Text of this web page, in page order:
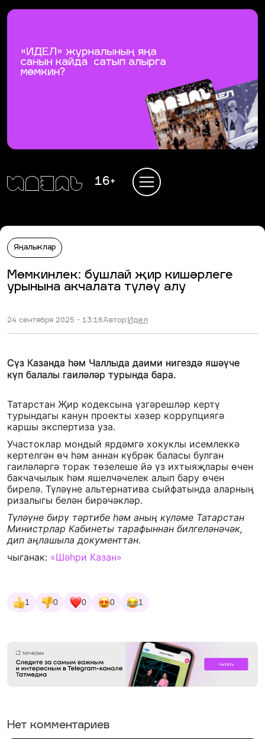
16+
Яңалыклар
Мөмкинлек: бушлай җир кишәрлеге
урынына акчалата түләү алу
24 сентября 2025 - 13:16Автор:Идел
Сүз Казанда һәм Чаллыда даими нигездә яшәүче
күп балалы гаиләләр турында бара.
Татарстан Җир кодексына үзгәрешләр кертү
турындагы канун проекты хәзер коррупциягә
каршы экспертиза уза.
Участоклар мондый ярдәмгә хокуклы исемлеккә
кертелгән өч һәм аннан күбрәк баласы булган
гаиләләргә торак төзелеше йә үз ихтыяҗлары өчен
бакчачылык һәм яшелчәчелек алып бару өчен
бирелә. Түләүне альтернатива сыйфатында аларның
ризалыгы белән бирәчәкләр.
Түләүне бирү тәртибе һәм аның күләме Татарстан
Министрлар Кабинеты тарафыннан билгеләнәчәк,
дип аңлашыла документтан.
чыганак: «Шәһри Казан»
1 0 0 0 1
Нет комментариев